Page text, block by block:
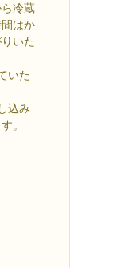
冷蔵
はか
いた
いた
込み
。